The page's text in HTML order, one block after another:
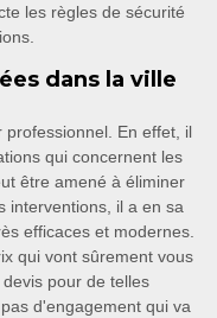
les règles de sécurité
dans la ville
En effet, il
qui concernent les
être amené à éliminer
interventions, il a en sa
efficaces et modernes.
qui vont sûrement vous
pour de telles
d'engagement qui va